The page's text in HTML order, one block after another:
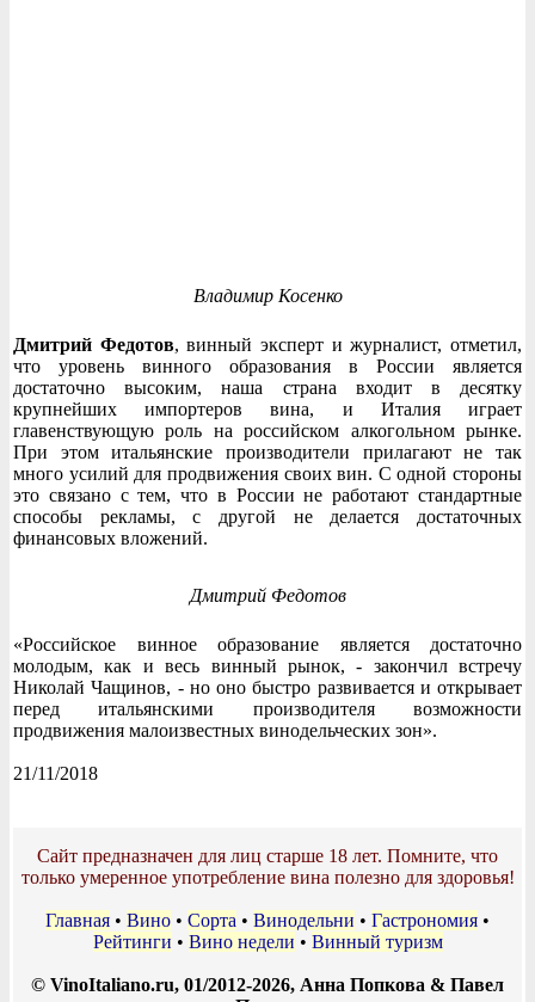
Владимир Косенко
Дмитрий Федотов, винный эксперт и журналист, отметил,
что уровень винного образования в России является
достаточно высоким, наша страна входит в десятку
крупнейших импортеров вина, и Италия играет
главенствующую роль на российском алкогольном рынке.
При этом итальянские производители прилагают не так
много усилий для продвижения своих вин. С одной стороны
это связано с тем, что в России не работают стандартные
способы рекламы, с другой не делается достаточных
финансовых вложений.
Дмитрий Федотов
«Российское винное образование является достаточно
молодым, как и весь винный рынок, - закончил встречу
Николай Чащинов, - но оно быстро развивается и открывает
перед итальянскими производителя возможности
продвижения малоизвестных винодельческих зон».
21/11/2018
Сайт предназначен для лиц старше 18 лет. Помните, что
только умеренное употребление вина полезно для здоровья!
Главная • Вино • Сорта • Винодельни • Гастрономия •
Рейтинги • Вино недели • Винный туризм
© VinoItaliano.ru, 01/2012-2026, Анна Попкова & Павел